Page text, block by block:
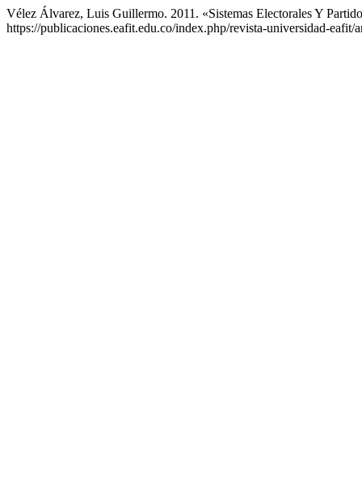
Vélez Álvarez, Luis Guillermo. 2011. «Sistemas Electorales Y
https://publicaciones.eafit.edu.co/index.php/revista-universidad-eafit/